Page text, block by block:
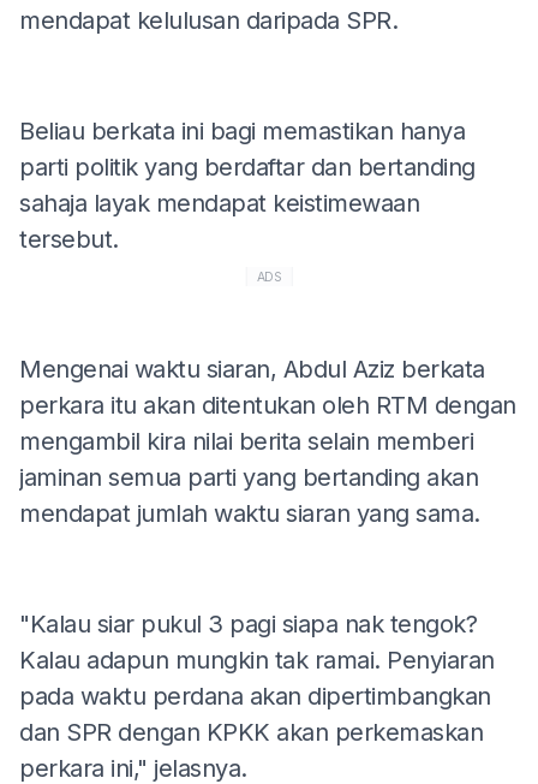
mendapat kelulusan daripada SPR.
Beliau berkata ini bagi memastikan hanya
parti politik yang berdaftar dan bertanding
sahaja layak mendapat keistimewaan
tersebut.
ADS
Mengenai waktu siaran, Abdul Aziz berkata
perkara itu akan ditentukan oleh RTM dengan
mengambil kira nilai berita selain memberi
jaminan semua parti yang bertanding akan
mendapat jumlah waktu siaran yang sama.
"Kalau siar pukul 3 pagi siapa nak tengok?
Kalau adapun mungkin tak ramai. Penyiaran
pada waktu perdana akan dipertimbangkan
dan SPR dengan KPKK akan perkemaskan
perkara ini," jelasnya.